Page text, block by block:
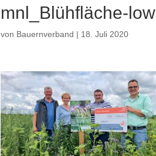
mnl_Blühfläche-low
von Bauernverband | 18. Juli 2020